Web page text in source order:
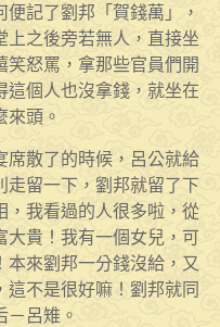
記了劉邦「賀錢萬」，
上之後旁若無人，直接坐
怒罵，拿那些官員們開
這個人也沒拿錢，就坐在
來頭。
席散了的時候，呂公就給
走留一下，劉邦就留了下
，我看過的人很多啦，從
大貴！我有一個女兒，可
本來劉邦一分錢沒給，又
這不是很好嘛！劉邦就同
呂雉。